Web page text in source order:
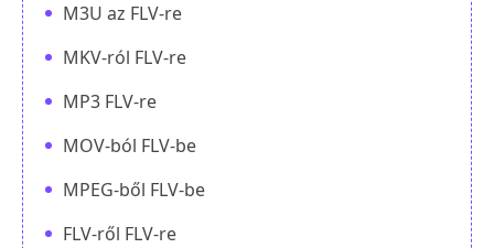
M3U az FLV-re
MKV-ról FLV-re
MP3 FLV-re
MOV-ból FLV-be
MPEG-ből FLV-be
FLV-ről FLV-re